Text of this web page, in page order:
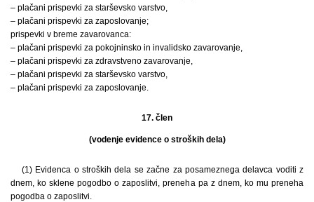
– plačani prispevki za starševsko varstvo,
– plačani prispevki za zaposlovanje;
prispevki v breme zavarovanca:
– plačani prispevki za pokojninsko in invalidsko zavarovanje,
– plačani prispevki za zdravstveno zavarovanje,
– plačani prispevki za starševsko varstvo,
– plačani prispevki za zaposlovanje.
17. člen
(vodenje evidence o stroških dela)
(1) Evidenca o stroških dela se začne za posameznega delavca voditi z
dnem, ko sklene pogodbo o zaposlitvi, preneha pa z dnem, ko mu preneha
pogodba o zaposlitvi.